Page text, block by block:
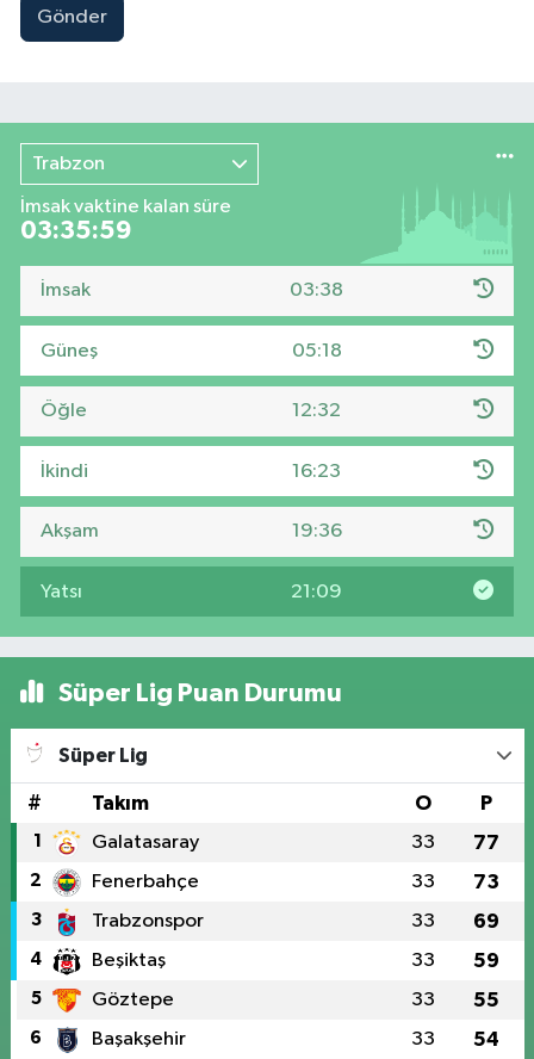
Gönder
Trabzon
İmsak vaktine kalan süre
03:35:58
İmsak 03:38
Güneş 05:18
Öğle 12:32
İkindi 16:23
Akşam 19:36
Yatsı 21:09
Süper Lig Puan Durumu
Süper Lig
# Takım O P
1 Galatasaray 33 77
2 Fenerbahçe 33 73
3 Trabzonspor 33 69
4 Beşiktaş 33 59
5 Göztepe 33 55
6 Başakşehir 33 54